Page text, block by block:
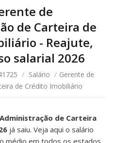
de
de Carteira de
- Reajute,
salarial 2026
/ Salário / Gerente de
de Crédito Imobiliário
de Carteira
já saiu. Veja aqui o salário
médio em todos os estados,